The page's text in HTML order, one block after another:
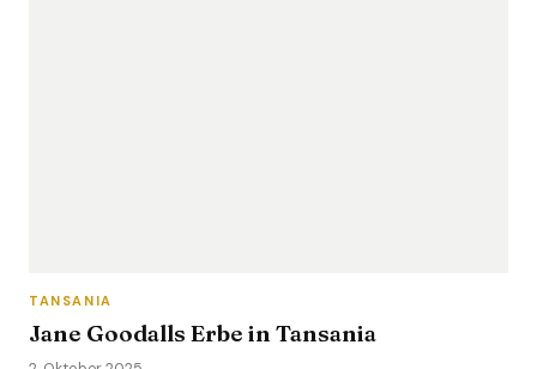
TANSANIA
Jane Goodalls Erbe in Tansania